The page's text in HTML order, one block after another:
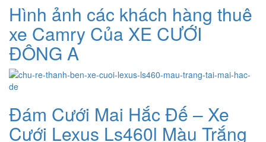
Hình ảnh các khách hàng thuê
xe Camry Của XE CƯỚI
ĐÔNG A
Đám Cưới Mai Hắc Đế – Xe
Cưới Lexus Ls460l Màu Trắng